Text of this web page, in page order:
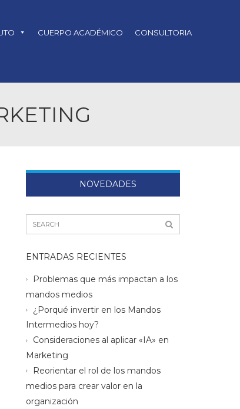
CUERPO ACADÉMICO CONSULTORIA
NOVEDADES
ENTRADAS RECIENTES
Problemas que más impactan a los
mandos medios
¿Porqué invertir en los Mandos
Intermedios hoy?
Consideraciones al aplicar «IA» en
Marketing
Reorientar el rol de los mandos
medios para crear valor en la
organización